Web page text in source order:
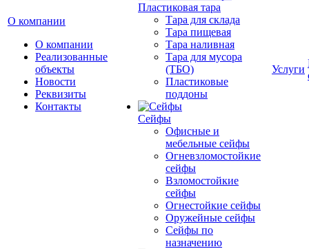
О компании
О компании
Реализованные
объекты
Новости
Реквизиты
Контакты
Пластиковая тара
Тара для склада
Тара пищевая
Тара наливная
Тара для мусора
(ТБО)
Пластиковые
поддоны
Сейфы
Офисные и
мебельные сейфы
Огневзломостойкие
сейфы
Взломостойкие
сейфы
Огнестойкие сейфы
Оружейные сейфы
Сейфы по
назначению
Услуги